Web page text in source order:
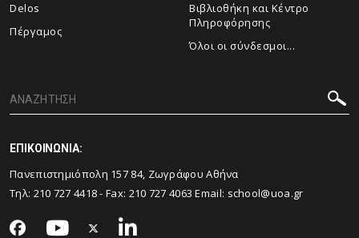
Delos
Πέργαμος
Βιβλιοθήκη και Κέντρο
Πληροφόρησης
Όλοι οι σύνδεσμοι...
ΕΠΙΚΟΙΝΩΝΙΑ:
Πανεπιστημιόπολη 157 84, Ζωγράφου Αθήνα
Τηλ: 210 727 4418- Fax: 210 727 4063 Email: school@uoa.gr